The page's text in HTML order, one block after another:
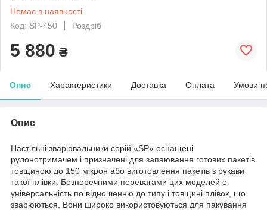
Немає в наявності
Код: SP-450
Роздріб
5 880 ₴
Опис Характеристики Доставка Оплата Умови
Опис
Настільні зварювальники серій «SP» оснащені
рулонотримачем і призначені для запаювання готових пакетів
товщиною до 150 мікрон або виготовлення пакетів з рукави
такої плівки. Безперечними перевагами цих моделей є
універсальність по відношенню до типу і товщині плівок, що
зварюються. Вони широко використовуються для пакування